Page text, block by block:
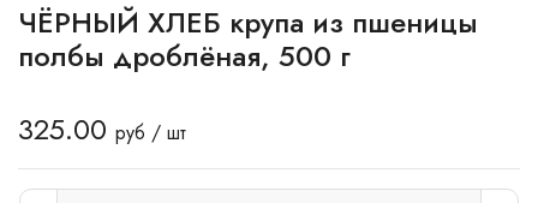
ЧЁРНЫЙ ХЛЕБ крупа из пшеницы
полбы дроблёная, 500 г
325.00 руб / шт